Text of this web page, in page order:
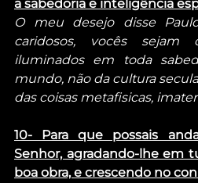
a sabedoria e inteligência
O meu desejo disse
caridosos, vocês
iluminados em toda
mundo, não da cultura
das coisas metafisicas,
10- Para que possais
Senhor, agradando-lhe em
boa obra, e crescendo no